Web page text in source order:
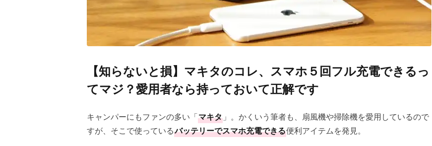
【知らないと損】マキタのコレ、スマホ５回フル充電できるっ
てマジ？愛用者なら持っておいて正解です
キャンパーにもファンの多い「マキタ」。かくいう筆者も、扇風機や掃除機を愛用しているので
すが、そこで使っているバッテリーでスマホ充電できる便利アイテムを発見。